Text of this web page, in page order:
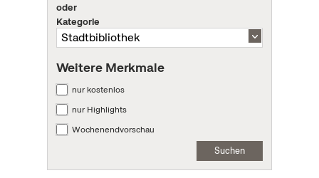
oder
Kategorie
Weitere Merkmale
nur kostenlos
nur Highlights
Wochenendvorschau
Suchen